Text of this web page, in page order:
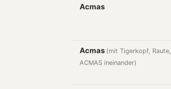
Acmas
Acmas (mit Tigerkopf, Raute,
ACMAS ineinander)